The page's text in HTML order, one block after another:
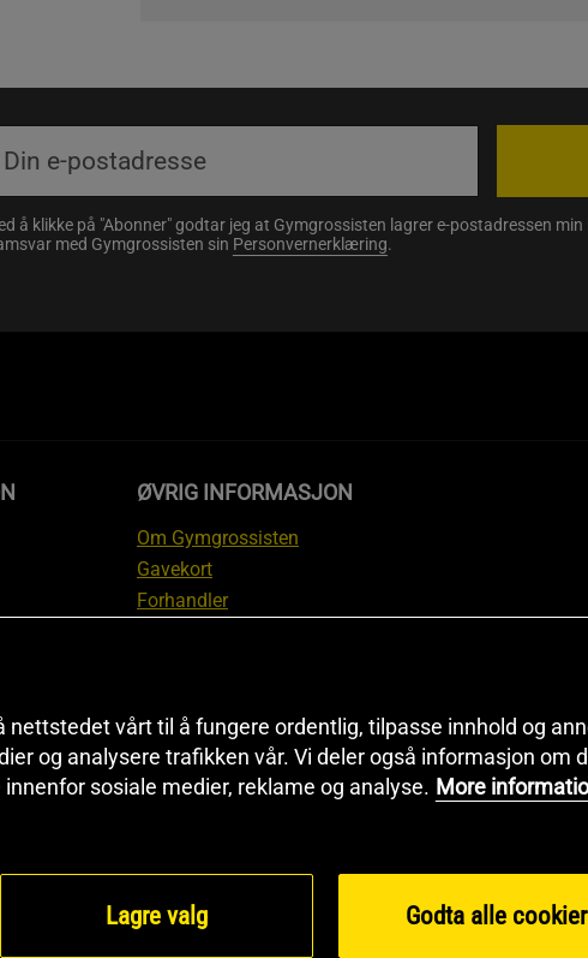
å klikke på "Abonner" godtar jeg at Gymgrossisten lagrer e-postadressen min
med Gymgrossisten sin Personvernerklæring.
ØVRIG INFORMASJON
Om Gymgrossisten
Gavekort
Forhandler
Sitemap
Black Friday
Artikler & Øvelser
vårt til å fungere ordentlig, tilpasse innhold og
og analysere trafikken vår. Vi deler også informasjon om
sosiale medier, reklame og analyse. More
Lagre valg Godta alle cookier